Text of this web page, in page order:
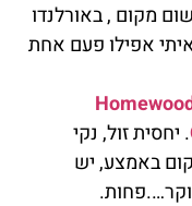
מקום , באורלנדו
אפילו פעם אחת
. יחסית זול, נקי
באמצע, יש